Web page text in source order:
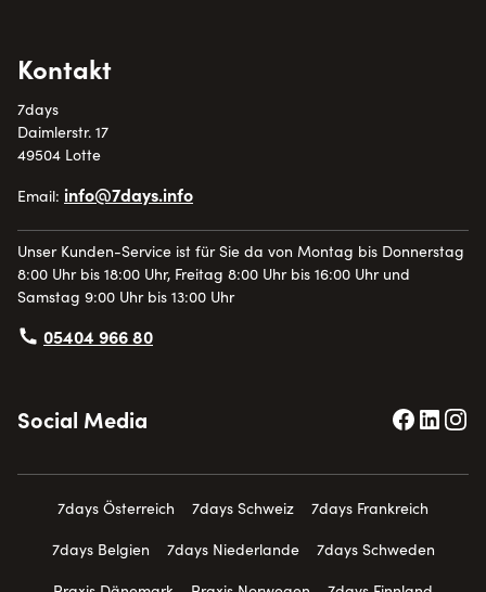
Kontakt
7days
Daimlerstr. 17
49504 Lotte
Email: info@7days.info
Unser Kunden-Service ist für Sie da von Montag bis Donnerstag
8:00 Uhr bis 18:00 Uhr, Freitag 8:00 Uhr bis 16:00 Uhr und
Samstag 9:00 Uhr bis 13:00 Uhr
05404 966 80
Social Media
7days Österreich 7days Schweiz
7days Frankreich
7days Belgien
7days Niederlande
7days Schweden